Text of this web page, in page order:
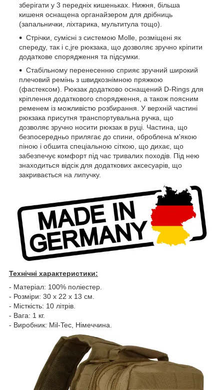
зберігати у 3 передніх кишеньках. Нижня, більша
кишеня оснащена органайзером для дрібниць
(запальнички, ліхтарика, мультитула тощо).
Стрічки, сумісні з системою Molle, розміщені як
спереду, так і c,jre рюкзака, що дозволяє зручно кріпити
додаткове спорядження та підсумки.
Стабільному перенесенню сприяє зручний широкий
плечовий ремінь з швидкознімною пряжкою
(фастексом). Рюкзак додатково оснащений D-Rings для
кріплення додаткового спорядження, а також поясним
ременем із можливістю розбирання. У верхній частині
рюкзака присутня транспортувальна ручка, що
дозволяє зручно носити рюкзак в руці. Частина, що
безпосередньо прилягає до спини, оброблена м'якою
піною і обшита спеціальною сіткою, що дихає, що
забезпечує комфорт під час тривалих походів. Під нею
знаходиться відсік для додаткових аксесуарів, що
закривається на липучку.
Технічні характеристики:
- Матеріал: 100% поліестер.
- Розміри: 30 х 22 х 13 см.
- Місткість: 10 літрів.
- Вага: 1 кг.
- Виробник: Mil-Tec, Німеччина.